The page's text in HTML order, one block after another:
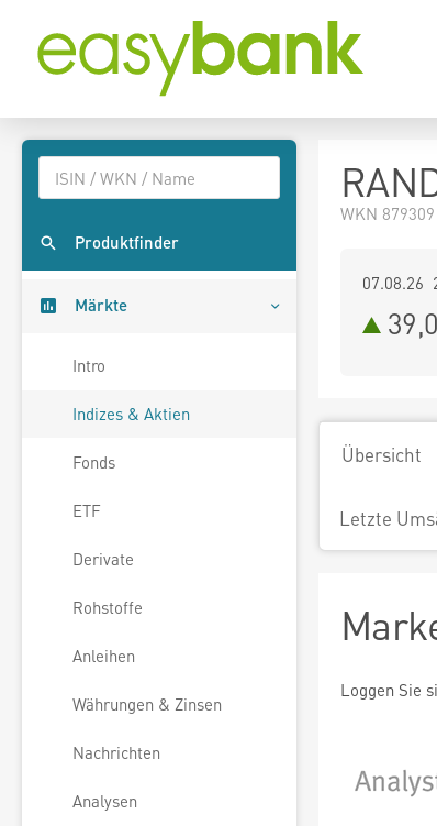
Produktfinder
Märkte
Intro
Indizes & Aktien
Fonds
ETF
Derivate
Rohstoffe
Anleihen
Währungen & Zinsen
Nachrichten
Analysen
WKN
07.08.26
Übersicht
Letzte
Loggen Sie